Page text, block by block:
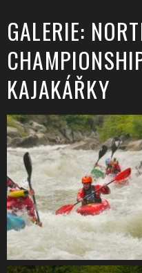
GALERIE:
KAJAKÁŘKY